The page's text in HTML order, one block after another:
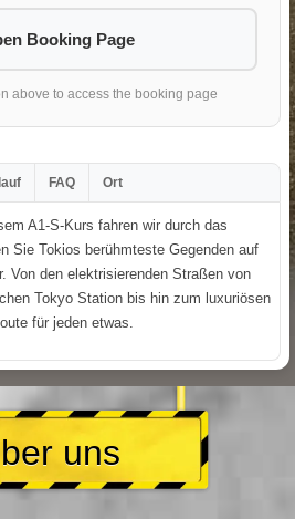
Booking Page
above to access the booking page
FAQ Ort
A1-S-Kurs fahren wir durch das
Sie Tokios berühmteste Gegenden auf
Von den elektrisierenden Straßen von
Tokyo Station bis hin zum luxuriösen
für jeden etwas.
uns